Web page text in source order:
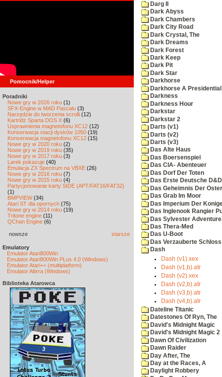
Pomocnik/Helper
Poradniki
Nowe gry w 2026 roku (1)
SFX-Engine w MAD Pascalu (3)
Narzędzie do tworzenia scrolli (12)
Kartridż Sparta DOS X (6)
Usprawnienia magnetofonu XC12 (12)
Konserwacja stacji dysków 1050 (19)
Konserwacja magnetofonu XC12 (15)
Nowe gry w 2020 roku (2)
Nowe gry w 2019 roku (35)
Nowe gry w 2017 roku (3)
Larek pokazuje (40)
Emulacja ZX Spectrum na VBXE (26)
Nowe gry w 2016 roku (7)
Nowe gry w 2015 roku (4)
Partycjonowanie karty SIDE (APT/FAT16/FAT32)
(1)
BMPVIEW(34)
Atari ST dla opornych (75)
Nowe gry w 2014 roku (19)
Tritone engine (11)
QChan Engine (6)
nowsze starsze
Emulatory
Emulator Atari800Win
Emulator Atari800Win PLus 4.0 (Windows)
Emulator Atari++ (multiplatform)
Emulator Altirra (Windows)
Biblioteka Atarowca
Darg II
Dark Abyss
Dark Chambers
Dark City Road
Dark Crystal, The
Dark Dreams
Dark Forest
Dark Keep
Dark Pit
Dark Star
Darkhorse
Darkhorse A
Darkness
Darkness Hour
Darkstar
Darkstar 2
Darts (v1)
Darts (v2)
Darts (v3)
Das Alte Haus
Das Boersenspiel
Das CIA- Abenteuer
Das Dorf Der Toten
Das Erste Deutsche
Das Geheimnis Der
Das Grab Im Moor
Das Imperium Der
Das Inglenook Rangier
Das Sylvester Adventure
Das Thera-Med
Das U-Boot
Das Verzauberte Schloss
Dash
Dash (v1).xex
Dash (v1,b).atr
Dash (v2).xex
Dash (v2,b).atr
Dash (v3,b).atr
Dash (v4,b).atr
Dateline Titanic
Datestones Of Ryn, The
David's Midnight Magic
David's Midnight Magic 2
Dawn Of Civilization
Dawn Raider
Day After, The
Day at the Races, A
Daylight Robbery